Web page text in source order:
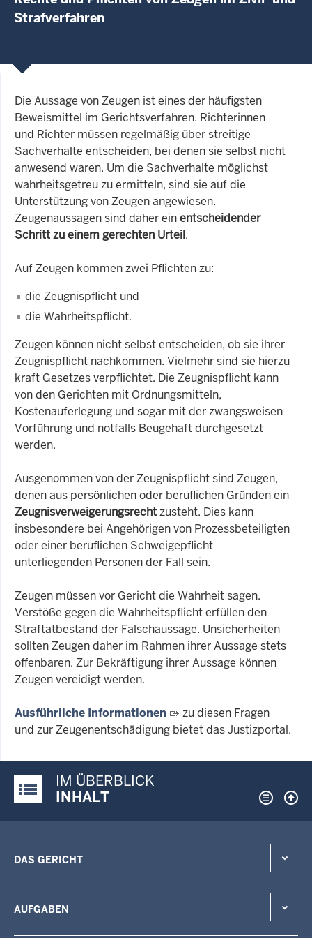
Strafverfahren
Die Aussage von Zeugen ist eines der häufigsten
Beweismittel im Gerichtsverfahren. Richterinnen
und Richter müssen regelmäßig über streitige
Sachverhalte entscheiden, bei denen sie selbst nicht
anwesend waren. Um die Sachverhalte möglichst
wahrheitsgetreu zu ermitteln, sind sie auf die
Unterstützung von Zeugen angewiesen.
Zeugenaussagen sind daher einentscheidender
Schritt zu einem gerechten Urteil.
Auf Zeugen kommen zwei Pflichten zu:
die Zeugnispflicht und
die Wahrheitspflicht.
Zeugen können nicht selbst entscheiden, ob sie ihrer
Zeugnispflicht nachkommen. Vielmehr sind sie hierzu
kraft Gesetzes verpflichtet. Die Zeugnispflicht kann
von den Gerichten mit Ordnungsmitteln,
Kostenauferlegung und sogar mit der zwangsweisen
Vorführung und notfalls Beugehaft durchgesetzt
werden.
Ausgenommen von der Zeugnispflicht sind Zeugen,
denen aus persönlichen oder beruflichen Gründen ein
Zeugnisverweigerungsrechtzusteht. Dies kann
insbesondere bei Angehörigen von Prozessbeteiligten
oder einer beruflichen Schweigepflicht
unterliegenden Personen der Fall sein.
Zeugen müssen vor Gericht die Wahrheit sagen.
Verstöße gegen die Wahrheitspflicht erfüllen den
Straftatbestand der Falschaussage. Unsicherheiten
sollten Zeugen daher im Rahmen ihrer Aussage stets
offenbaren. Zur Bekräftigung ihrer Aussage können
Zeugen vereidigt werden.
Ausführliche Informationen
zu diesen Fragen
und zur Zeugenentschädigung bietet das Justizportal.
Justiz-Portal im Überblick:
IM ÜBERBLICK
INHALT
DAS GERICHT
AUFGABEN